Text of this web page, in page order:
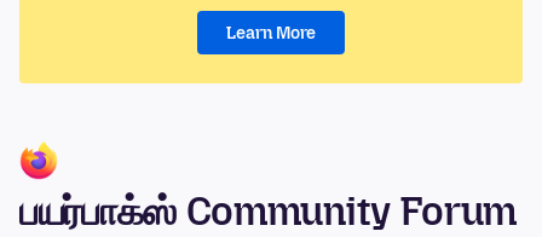
Learn More
பயர்பாக்ஸ் Community Forum